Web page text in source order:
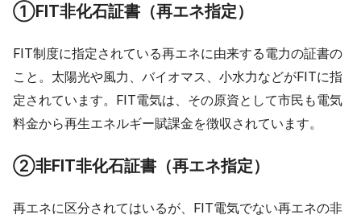
①FIT非化石証書（再エネ指定）
FIT制度に指定されている再エネに由来する電力の証書の
こと。太陽光や風力、バイオマス、小水力などがFITに指
定されています。FIT電気は、その原資として市民も電気
料金から再生エネルギー賦課金を徴収されています。
②非FIT非化石証書（再エネ指定）
再エネに区分されてはいるが、FIT電気でない再エネの非